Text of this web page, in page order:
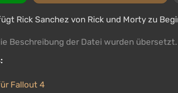
Rick Sanchez von Rick und Morty zu
Beschreibung der Datei wurden übersetzt.
Fallout 4